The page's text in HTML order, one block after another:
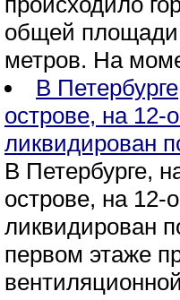
общей площади
метров. На
В
острове, на 12-
ликвидирован
В Петербурге,
острове, на 12-
ликвидирован
первом этаже